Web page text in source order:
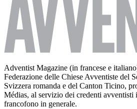
Adventist Magazine (in francese e
Federazione delle Chiese Avventiste del
Svizzera romanda e del Canton Ticino,
Médias, al servizio dei credenti avventisti
francofono in generale.